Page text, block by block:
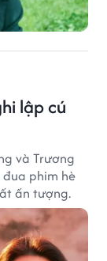
lập cú
và Trương
phim hè
ấn tượng.